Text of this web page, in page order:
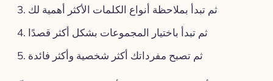
ثم تبدأ بملاحظة أنواع الكلمات الأكثر أهمية لك
ثم تبدأ باختيار المجموعات بشكل أكثر قصدًا
ثم تصبح مفرداتك أكثر شخصية وأكثر فائدة